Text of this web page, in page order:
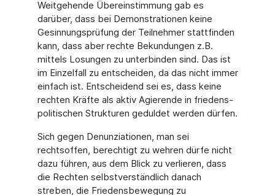
Weitgehende Übereinstimmung gab es
darüber, dass bei Demonstrationen keine
Gesin­nungsprüfung der Teilnehmer stattfinden
kann, dass aber rechte Bekundungen z.B.
mittels Losungen zu unterbinden sind. Das ist
im Einzelfall zu entscheiden, da das nicht immer
einfach ist. Entscheidend sei es, dass keine
rechten Kräfte als aktiv Agierende in friedens­
politischen Strukturen geduldet werden dürfen.
Sich gegen Denunziationen, man sei
rechtsoffen, berechtigt zu wehren dürfe nicht
dazu füh­ren, aus dem Blick zu verlieren, dass
die Rechten selbstverständlich danach
streben, die Friedensbewegung zu